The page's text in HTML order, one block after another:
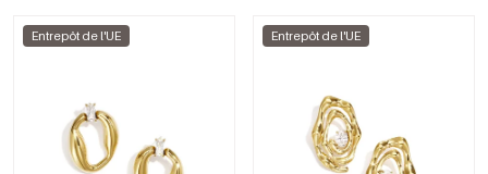
Entrepôt de l'UE Entrepôt de l'UE